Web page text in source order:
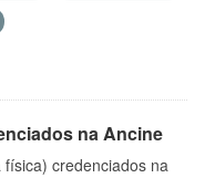
na Ancine
credenciados na